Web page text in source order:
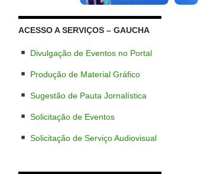
ACESSO A SERVIÇOS – GAUCHA
Divulgação de Eventos no Portal
Produção de Material Gráfico
Sugestão de Pauta Jornalística
Solicitação de Eventos
Solicitação de Serviço Audiovisual